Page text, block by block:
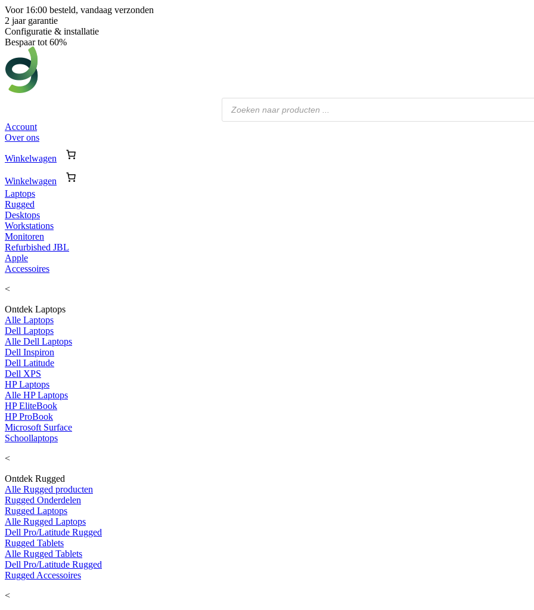
Voor 16:00 besteld, vandaag verzonden
2 jaar garantie
Configuratie & installatie
Bespaar tot 60%
Producten
zoeken
Account
Over ons
Winkelwagen
Winkelwagen
Laptops
Rugged
Desktops
Workstations
Monitoren
Refurbished JBL
Apple
Accessoires
<
Ontdek Laptops
Alle Laptops
Dell Laptops
Alle Dell Laptops
Dell Inspiron
Dell Latitude
Dell XPS
HP Laptops
Alle HP Laptops
HP EliteBook
HP ProBook
Microsoft Surface
Schoollaptops
<
Ontdek Rugged
Alle Rugged producten
Rugged Onderdelen
Rugged Laptops
Alle Rugged Laptops
Dell Pro/Latitude Rugged
Rugged Tablets
Alle Rugged Tablets
Dell Pro/Latitude Rugged
Rugged Accessoires
<